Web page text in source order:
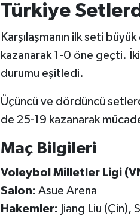
Türkiye
Karşılaşmanın ilk seti
kazanarak 1-0 öne geçti.
durumu eşitledi.
Üçüncü ve dördüncü
de 25-19 kazanarak
Maç Bilgileri
Voleybol Milletler Ligi
Salon: Asue Arena
Hakemler: Jiang Liu (Çin),